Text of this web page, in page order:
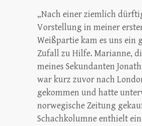
„Nach einer ziemlich
Vorstellung in meiner
Weißpartie kam es uns ein
Zufall zu Hilfe. Marianne,
meines Sekundanten
war kurz zuvor nach
gekommen und hatte
norwegische Zeitung
Schachkolumne enthielt